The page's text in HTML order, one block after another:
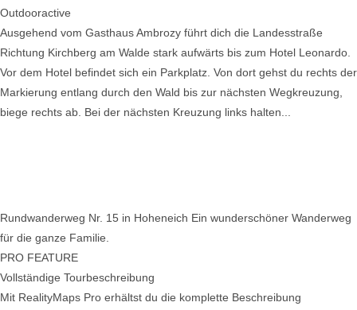
Outdooractive
Ausgehend vom Gasthaus Ambrozy führt dich die Landesstraße
Richtung Kirchberg am Walde stark aufwärts bis zum Hotel Leonardo.
Vor dem Hotel befindet sich ein Parkplatz. Von dort gehst du rechts der
Markierung entlang durch den Wald bis zur nächsten Wegkreuzung,
biege rechts ab. Bei der nächsten Kreuzung links halten...
Rundwanderweg Nr. 15 in Hoheneich Ein wunderschöner Wanderweg
für die ganze Familie.
PRO FEATURE
Vollständige Tourbeschreibung
Mit RealityMaps Pro erhältst du die komplette Beschreibung